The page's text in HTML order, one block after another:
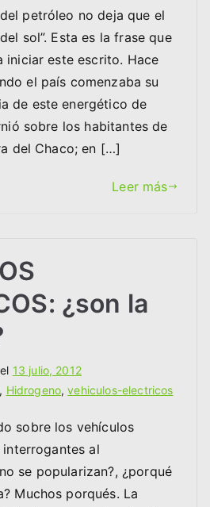
petróleo no deja que el
sol”. Esta es la frase que
iniciar este escrito. Hace
el país comenzaba su
de este energético de
sobre los habitantes de
del Chaco; en […]
Leer más
¿son la
13 julio, 2012
, Hidrogeno,vehiculos-electricos
sobre los vehículos
al
se popularizan?, ¿porqué
Muchos porqués. La